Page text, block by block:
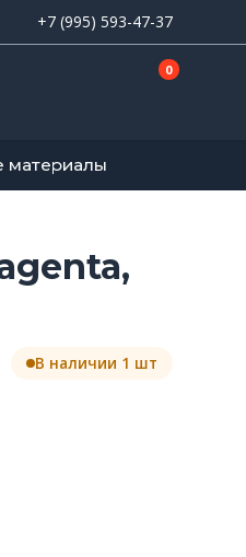
+7 (995) 593-47-37
0
материалы
В наличии 1 шт